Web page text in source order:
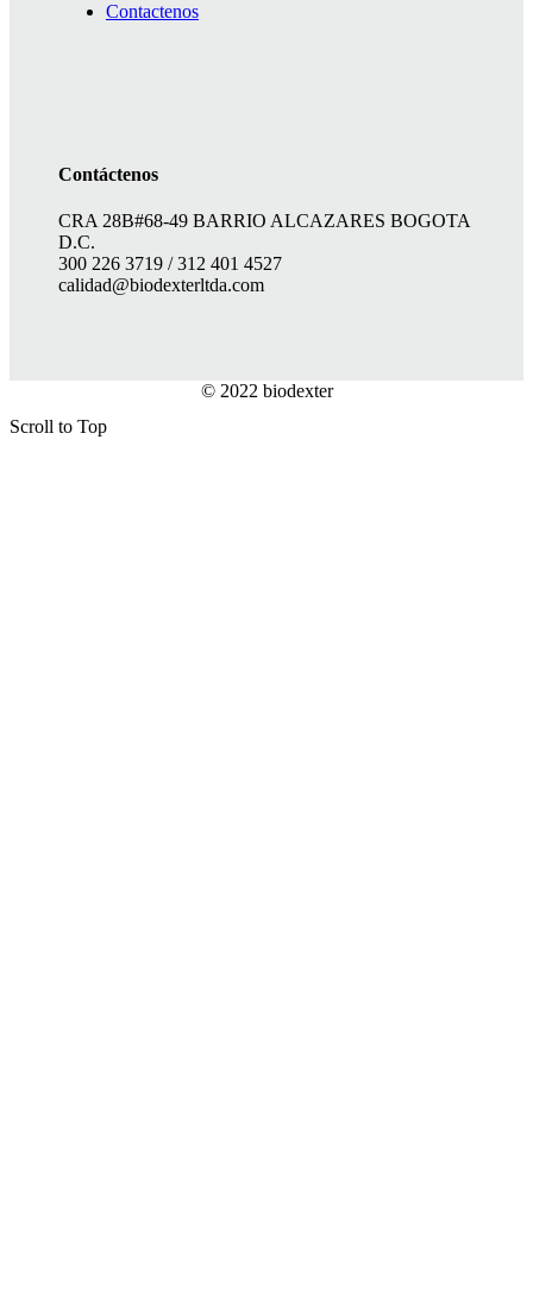
Contactenos
Contáctenos
CRA 28B#68-49 BARRIO ALCAZARES BOGOTA
D.C.
300 226 3719 / 312 401 4527
calidad@biodexterltda.com
© 2022 biodexter
Scroll to Top